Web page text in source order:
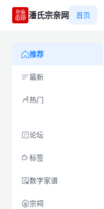
潘氏宗亲网 首页
推荐
最新
热门
论坛
标签
数字家谱
宗祠